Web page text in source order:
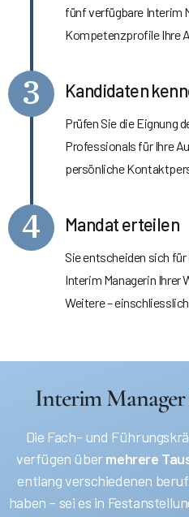
fünf verfügbare Interim
Kompetenzprofile Ihre
3 Kandidaten
Prüfen Sie die Eignung
Professionals für Ihre
persönliche
4 Mandat erteilen
Sie entscheiden sich
Interim Managerin Ihrer
Weitere –
Interim
Die Fach- und
verfügen übermehrere
entlang verschiedenen
haben – sei es in